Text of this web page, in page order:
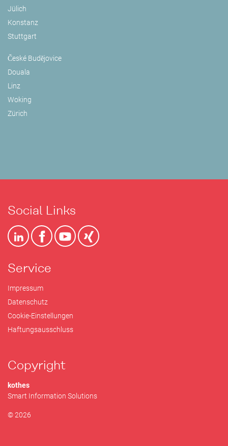
Jülich
Konstanz
Stuttgart
České Budějovice
Douala
Linz
Woking
Zürich
Copyright
kothes
Smart Information Solutions
© 2026
Social Links
Service
Impressum
Datenschutz
Cookie-Einstellungen
Haftungsausschluss